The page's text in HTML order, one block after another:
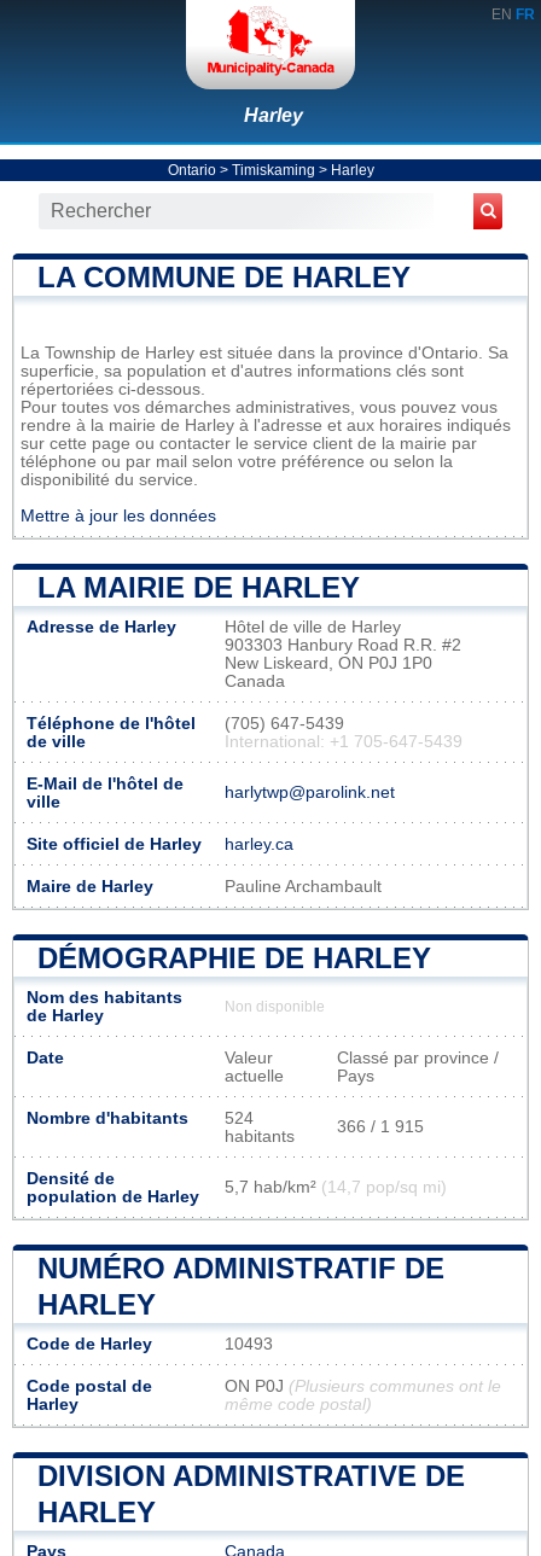
EN FR
Harley
Ontario> Timiskaming > Harley
LA COMMUNE DE HARLEY
La Township de Harley est située dans la province d'Ontario. Sa
superficie, sa population et d'autres informations clés sont
répertoriées ci-dessous.
Pour toutes vos démarches administratives, vous pouvez vous
rendre à la mairie de Harley à l'adresse et aux horaires indiqués
sur cette page ou contacter le service client de la mairie par
téléphone ou par mail selon votre préférence ou selon la
disponibilité du service.
Mettre à jour les données
LA MAIRIE DE HARLEY
Adresse de Harley
Hôtel de ville de Harley
903303 Hanbury Road R.R. #2
New Liskeard, ON P0J 1P0
Canada
Téléphone de l'hôtel
de ville
(705) 647-5439
International: +1 705-647-5439
E-Mail de l'hôtel de
ville
harlytwp@parolink.net
Site officiel de Harley harley.ca
Maire de Harley Pauline Archambault
DÉMOGRAPHIE DE HARLEY
Nom des habitants
de Harley
Non disponible
Date
Valeur
actuelle
Classé par province /
Pays
Nombre d'habitants
524
habitants
366 / 1 915
Densité de
population de Harley
5,7 hab/km² (14,7 pop/sq mi)
NUMÉRO ADMINISTRATIF DE
HARLEY
Code de Harley 10493
Code postal de
Harley
ON P0J (Plusieurs communes ont le
même code postal)
DIVISION ADMINISTRATIVE DE
HARLEY
Pays Canada